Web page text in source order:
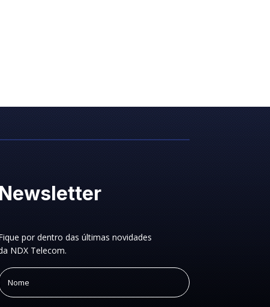
Newsletter
por dentro das últimas novidades
NDX Telecom.